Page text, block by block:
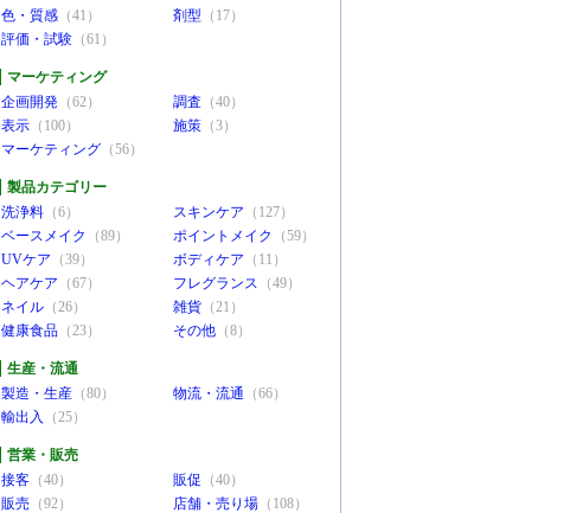
色・質感 （41） 剤型 （17）
評価・試験 （61）
マーケティング
企画開発 （62） 調査 （40）
表示 （100） 施策 （3）
マーケティング （56）
製品カテゴリー
洗浄料 （6） スキンケア （127）
ベースメイク
（89） ポイントメイク
（59）
UVケア （39） ボディケア （11）
ヘアケア （67） フレグランス （49）
ネイル （26） 雑貨 （21）
健康食品 （23） その他 （8）
生産・流通
製造・生産 （80） 物流・流通 （66）
輸出入
（25）
営業・販売
接客 （40） 販促 （40）
販売 （92） 店舗・売り場 （108）